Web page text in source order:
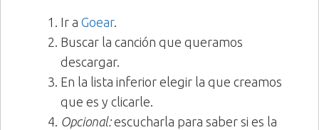
Ir a Goear.
Buscar la canción que queramos
descargar.
En la lista inferior elegir la que creamos
que es y clicarle.
Opcional:escucharla para saber si es la